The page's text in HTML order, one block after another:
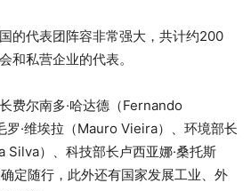
的代表团阵容非常强大，共计约200
和私营企业的代表。
费尔南多·哈达德（Fernando
罗·维埃拉（Mauro Vieira）、环境部长
Silva）、科技部长卢西亚娜·桑托斯
定随行，此外还有国家发展工业、外